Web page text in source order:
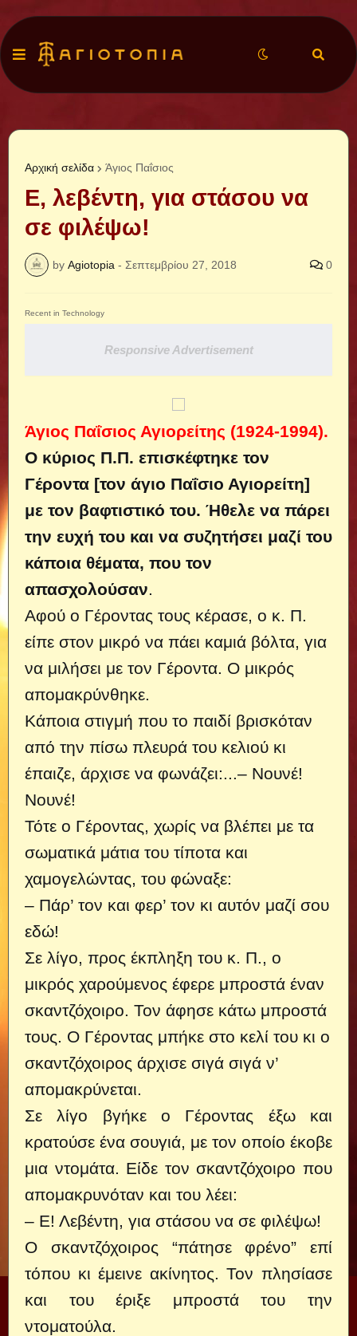
Αρχική σελίδα Άγιος Παΐσιος
Ε, λεβέντη, για στάσου να
σε φιλέψω!
by Agiotopia - Σεπτεμβρίου 27, 2018 0
Recent in Technology
Responsive Advertisement
Άγιος Παΐσιος Αγιορείτης (1924-1994).
Ο κύριος Π.Π. επισκέφτηκε τον
Γέροντα [τον άγιο Παΐσιο Αγιορείτη]
με τον βαφτιστικό του. Ήθελε να πάρει
την ευχή του και να συζητήσει μαζί του
κάποια θέματα, που τον
απασχολούσαν.
Αφού ο Γέροντας τους κέρασε, ο κ. Π.
είπε στον μικρό να πάει καμιά βόλτα, για
να μιλήσει με τον Γέροντα. Ο μικρός
απομακρύνθηκε.
Κάποια στιγμή που το παιδί βρισκόταν
από την πίσω πλευρά του κελιού κι
έπαιζε, άρχισε να φωνάζει:...– Νουνέ!
Νουνέ!
Τότε ο Γέροντας, χωρίς να βλέπει με τα
σωματικά μάτια του τίποτα και
χαμογελώντας, του φώναξε:
– Πάρ’ τον και φερ’ τον κι αυτόν μαζί σου
εδώ!
Σε λίγο, προς έκπληξη του κ. Π., ο
μικρός χαρούμενος έφερε μπροστά έναν
σκαντζόχοιρο. Τον άφησε κάτω μπροστά
τους. Ο Γέροντας μπήκε στο κελί του κι ο
σκαντζόχοιρος άρχισε σιγά σιγά ν’
απομακρύνεται.
Σε λίγο βγήκε ο Γέροντας έξω και
κρατούσε ένα σουγιά, με τον οποίο έκοβε
μια ντομάτα. Είδε τον σκαντζόχοιρο που
απομακρυνόταν και του λέει:
– Ε! Λεβέντη, για στάσου να σε φιλέψω!
Ο σκαντζόχοιρος “πάτησε φρένο” επί
τόπου κι έμεινε ακίνητος. Τον πλησίασε
και του έριξε μπροστά του την
ντοματούλα.